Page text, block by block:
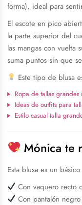
forma), ideal para
El escote en pico
la parte superior del
las mangas con vuelta
suma puntos sin que
Este tipo de blusa
Ropa de tallas
Ideas de outfits para
Estilo casual talla
Mónica te
Esta blusa es un
Con vaquero recto
Con pantalón